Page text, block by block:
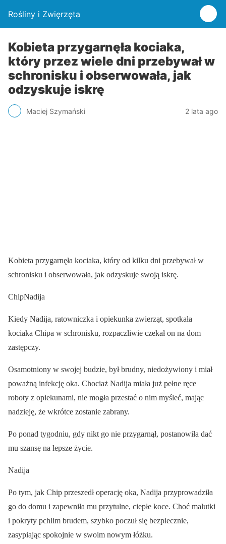
Rośliny i Zwięrzęta
Kobieta przygarnęła kociaka,
który przez wiele dni przebywał w
schronisku i obserwowała, jak
odzyskuje iskrę
Maciej Szymański 2 lata ago
Kobieta przygarnęła kociaka, który od kilku dni przebywał w
schronisku i obserwowała, jak odzyskuje swoją iskrę.
ChipNadija
Kiedy Nadija, ratowniczka i opiekunka zwierząt, spotkała
kociaka Chipa w schronisku, rozpaczliwie czekał on na dom
zastępczy.
Osamotniony w swojej budzie, był brudny, niedożywiony i miał
poważną infekcję oka. Chociaż Nadija miała już pełne ręce
roboty z opiekunami, nie mogła przestać o nim myśleć, mając
nadzieję, że wkrótce zostanie zabrany.
Po ponad tygodniu, gdy nikt go nie przygarnął, postanowiła dać
mu szansę na lepsze życie.
Nadija
Po tym, jak Chip przeszedł operację oka, Nadija przyprowadziła
go do domu i zapewniła mu przytulne, ciepłe koce. Choć malutki
i pokryty pchlim brudem, szybko poczuł się bezpiecznie,
zasypiając spokojnie w swoim nowym łóżku.